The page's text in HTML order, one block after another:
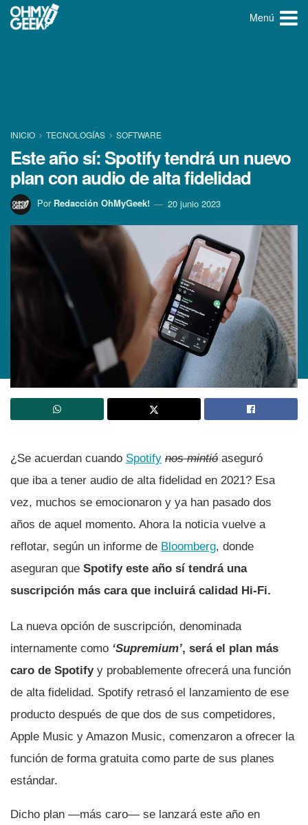
Menú
INICIO TECNOLOGÍ­AS SOFTWARE
Este año sí: Spotify tendrá un nuevo
plan con audio de alta fidelidad
Por Redacción OhMyGeek! 20 junio 2023
¿Se acuerdan cuando Spotify nos mintió aseguró
que iba a tener audio de alta fidelidad en 2021? Esa
vez, muchos se emocionaron y ya han pasado dos
años de aquel momento. Ahora la noticia vuelve a
reflotar, según un informe de Bloomberg, donde
aseguran que Spotify este año sí tendrá una
suscripción más cara que incluirá calidad Hi-Fi.
La nueva opción de suscripción, denominada
internamente como ‘Supremium’, será el plan más
caro de Spotifyy probablemente ofrecerá una función
de alta fidelidad. Spotify retrasó el lanzamiento de ese
producto después de que dos de sus competidores,
Apple Music y Amazon Music, comenzaron a ofrecer la
función de forma gratuita como parte de sus planes
estándar.
Dicho plan —más caro— se lanzará este año en